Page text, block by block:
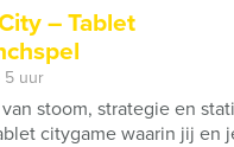
– Tablet
5 uur
stoom, strategie en
citygame waarin jij en